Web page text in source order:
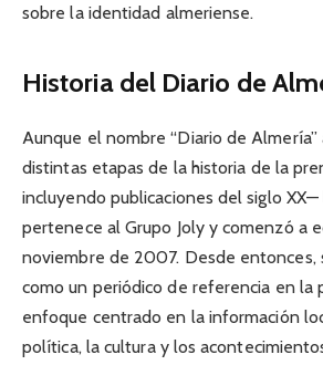
sobre la identidad almeriense.
Historia del Diario de
Aunque el nombre “Diario de Almería”
distintas etapas de la historia de la
incluyendo publicaciones del siglo
pertenece al Grupo Joly y comenzó a
noviembre de 2007. Desde entonces,
como un periódico de referencia en la
enfoque centrado en la información
política, la cultura y los